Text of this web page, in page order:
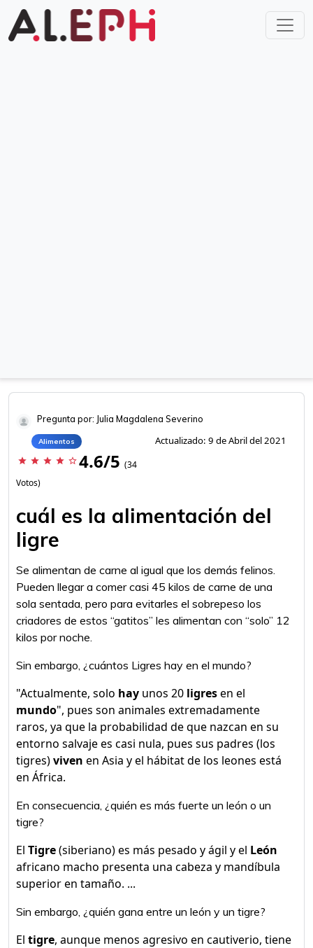
Pregunta por: Julia Magdalena Severino
Alimentos Actualizado: 9 de Abril del 2021
star star star star star_border 4.6/5 (34
Votos)
cuál es la alimentación del
ligre
Se alimentan de carne al igual que los demás felinos.
Pueden llegar a comer casi 45 kilos de carne de una
sola sentada, pero para evitarles el sobrepeso los
criadores de estos “gatitos” les alimentan con “solo” 12
kilos por noche.
Sin embargo, ¿cuántos Ligres hay en el mundo?
"Actualmente, solo hay unos 20 ligresen el
mundo", pues son animales extremadamente
raros, ya que la probabilidad de que nazcan en su
entorno salvaje es casi nula, pues sus padres (los
tigres)viven en Asia y el hábitat de los leones está
en África.
En consecuencia, ¿quién es más fuerte un león o un
tigre?
El Tigre(siberiano) es más pesado y ágil y el León
africano macho presenta una cabeza y mandíbula
superior en tamaño. ...
Sin embargo, ¿quién gana entre un león y un tigre?
El tigre, aunque menos agresivo en cautiverio, tiene